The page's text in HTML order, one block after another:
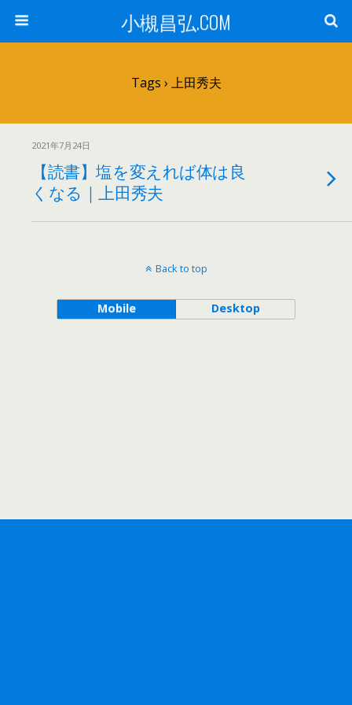
小槻昌弘.COM
Tags › 上田秀夫
2021年7月24日
【読書】塩を変えれば体は良
くなる｜上田秀夫
Back to top
Mobile Desktop